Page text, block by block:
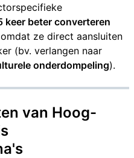
keer beter converteren
ze direct aansluiten
(bv. verlangen naar
onderdompeling).
van Hoog-